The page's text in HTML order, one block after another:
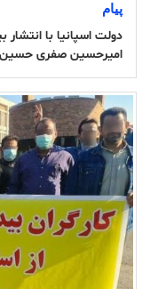
پیام
دولت اسپانیا با انتشار
امیرحسین صفری